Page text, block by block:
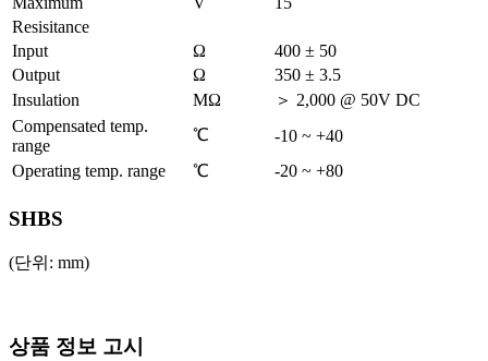
Resisitance
Input
Ω
400 ± 50
Output
Ω
350 ± 3.5
Insulation
MΩ
＞ 2,000 @ 50V DC
Compensated temp.
range
℃
-10 ~ +40
Operating temp. range
℃ -20 ~ +80
SHBS
(단위: mm)
상품 정보 고시